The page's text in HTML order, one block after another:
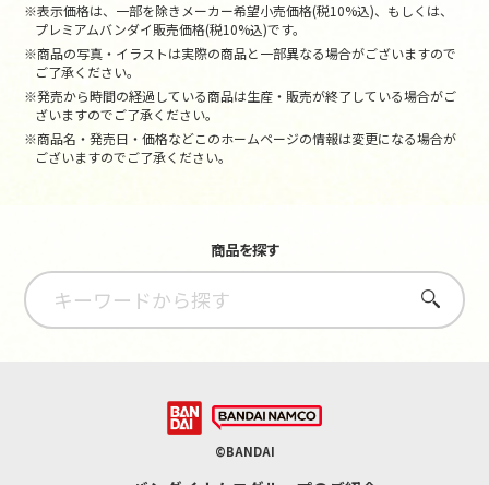
※表示価格は、一部を除きメーカー希望小売価格(税10%込)、もしくは、
プレミアムバンダイ販売価格(税10%込)です。
※商品の写真・イラストは実際の商品と一部異なる場合がございますので
ご了承ください。
※発売から時間の経過している商品は生産・販売が終了している場合がご
ざいますのでご了承ください。
※商品名・発売日・価格などこのホームページの情報は変更になる場合が
ございますのでご了承ください。
商品を探す
さがす
©BANDAI